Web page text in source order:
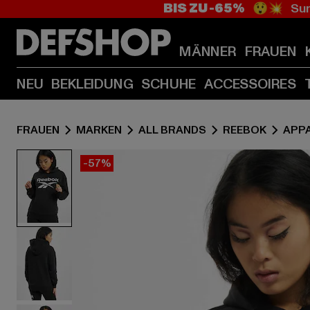
BIS ZU -65% 😲💥
MÄNNER FRAUEN
NEU BEKLEIDUNG SCHUHE ACCESSOIRES
FRAUEN MARKEN ALL BRANDS REEBOK
-57%